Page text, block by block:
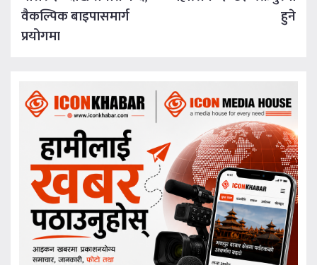
हुने
वैकल्पिक बाइपासमार्ग
प्रयोगमा